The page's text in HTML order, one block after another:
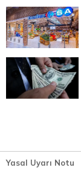
Yasal Uyarı Notu